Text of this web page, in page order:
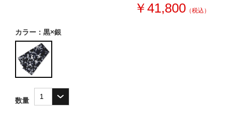
￥41,800 （税込）
カラー：黒×銀
数量